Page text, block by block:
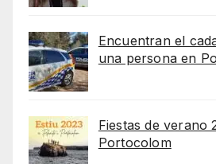
Encuentran el
una persona en
Fiestas de verano
Portocolom